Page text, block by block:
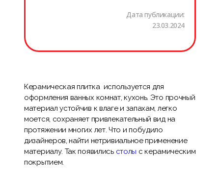
Дата публикации:
23.03.2024
Керамическая плитка используется для
оформления ванных комнат, кухонь. Это прочный
материал устойчив к влаге и запахам, легко
моется, сохраняет привлекательный вид на
протяжении многих лет. Что и побудило
дизайнеров, найти нетривиальное применение
материалу. Так появились столы с керамическим
покрытием.